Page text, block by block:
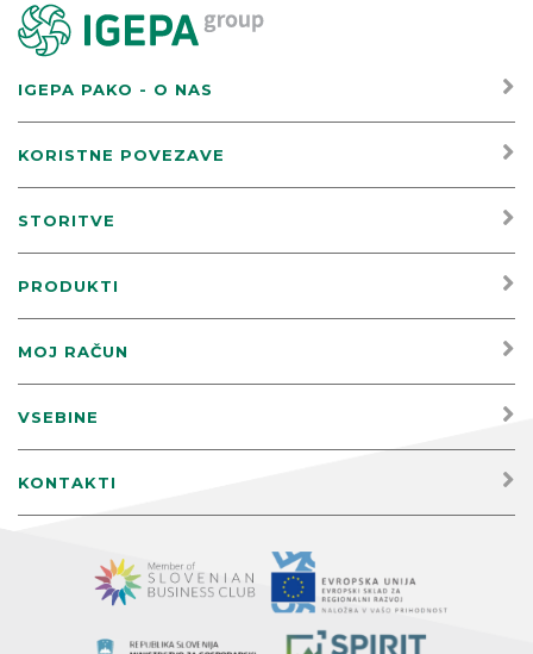
IGEPA PAKO - O NAS
KORISTNE POVEZAVE
STORITVE
PRODUKTI
MOJ RAČUN
VSEBINE
KONTAKTI